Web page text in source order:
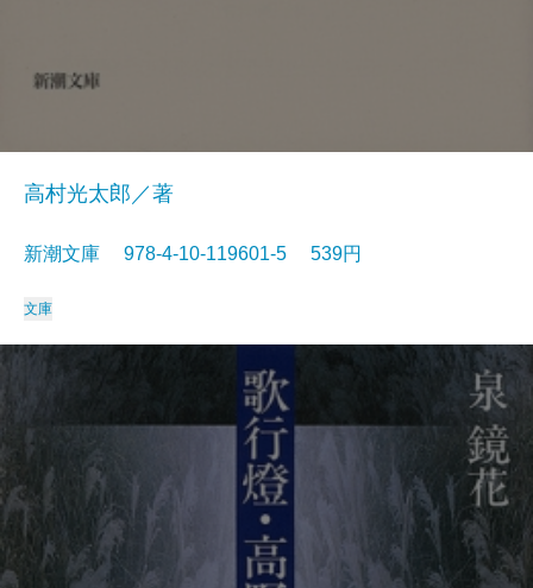
高村光太郎／著
新潮文庫 978-4-10-119601-5 539円
文庫